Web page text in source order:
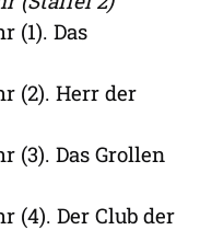
(1). Das
(2). Herr der
(3). Das Grollen
(4). Der Club der